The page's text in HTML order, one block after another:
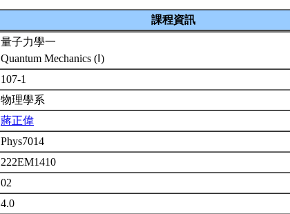
課程資訊
量子力學一
Quantum Mechanics (Ⅰ)
107-1
物理學系
蔣正偉
Phys7014
222EM1410
02
4.0